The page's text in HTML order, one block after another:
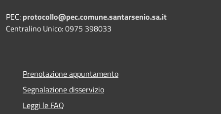
PEC: protocollo@pec.comune.santarsenio.sa.it
Centralino Unico: 0975 398033
Prenotazione appuntamento
Segnalazione disservizio
Leggi le FAQ